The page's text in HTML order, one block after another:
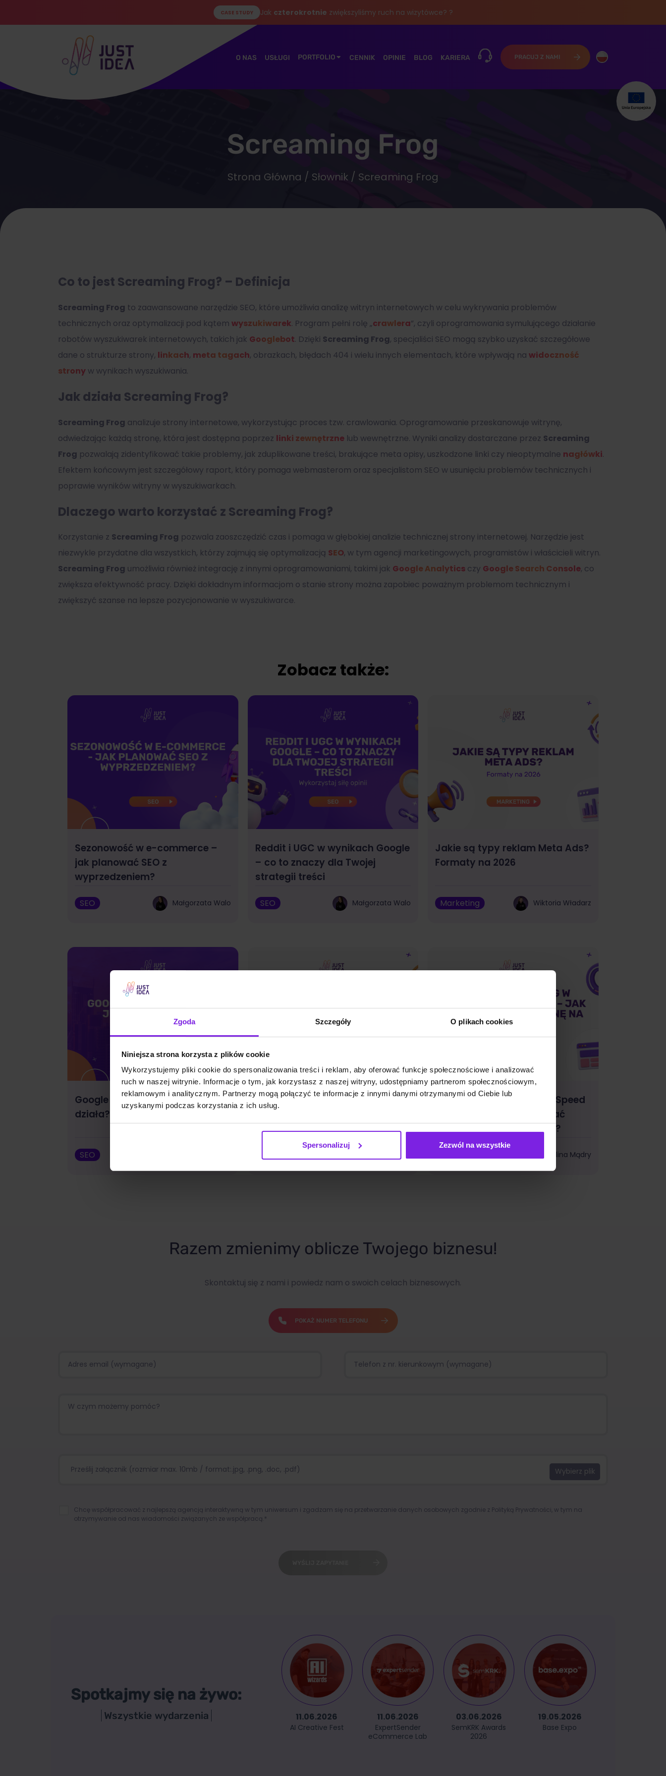
Zgoda Szczegóły O plikach cookies
Niniejsza strona korzysta z plików cookie
Wykorzystujemy pliki cookie do spersonalizowania treści i reklam, aby oferować funkcje społecznościowe i analizować
ruch w naszej witrynie. Informacje o tym, jak korzystasz z naszej witryny, udostępniamy partnerom społecznościowym,
reklamowym i analitycznym. Partnerzy mogą połączyć te informacje z innymi danymi otrzymanymi od Ciebie lub
uzyskanymi podczas korzystania z ich usług.
Spersonalizuj Zezwól na wszystkie
CASE STUDY Jak czterokrotnie zwiększyliśmy ruch na wizytówce? ?
O NAS USŁUGI PORTFOLIO CENNIK OPINIE BLOG KARIERA PRACUJ Z NAMI
Screaming Frog
Strona Główna / Słownik / Screaming Frog
Co to jest Screaming Frog? – Definicja
Screaming Frog to zaawansowane narzędzie SEO, które umożliwia analizę witryn internetowych w celu wykrywania problemów
technicznych oraz optymalizacji pod kątem wyszukiwarek. Program pełni rolę „crawlera”, czyli oprogramowania symulującego działanie
robotów wyszukiwarek internetowych, takich jak Googlebot. Dzięki Screaming Frog, specjaliści SEO mogą szybko uzyskać szczegółowe
dane o strukturze strony, linkach, meta tagach, obrazkach, błędach 404 i wielu innych elementach, które wpływają na widoczność
strony w wynikach wyszukiwania.
Jak działa Screaming Frog?
Screaming Frog analizuje strony internetowe, wykorzystując proces tzw. crawlowania. Oprogramowanie przeskanowuje witrynę,
odwiedzając każdą stronę, która jest dostępna poprzez linki zewnętrzne lub wewnętrzne. Wyniki analizy dostarczane przez Screaming
Frog pozwalają zidentyfikować takie problemy, jak zduplikowane treści, brakujące meta opisy, uszkodzone linki czy nieoptymalne nagłówki.
Efektem końcowym jest szczegółowy raport, który pomaga webmasterom oraz specjalistom SEO w usunięciu problemów technicznych i
poprawie wyników witryny w wyszukiwarkach.
Dlaczego warto korzystać z Screaming Frog?
Korzystanie z Screaming Frog pozwala zaoszczędzić czas i pomaga w głębokiej analizie technicznej strony internetowej. Narzędzie jest
niezwykle przydatne dla wszystkich, którzy zajmują się optymalizacją SEO, w tym agencji marketingowych, programistów i właścicieli witryn.
Screaming Frog umożliwia również integrację z innymi oprogramowaniami, takimi jak Google Analytics czy Google Search Console, co
zwiększa efektywność pracy. Dzięki dokładnym informacjom o stanie strony można zapobiec poważnym problemom technicznym i
zwiększyć szanse na lepsze pozycjonowanie w wyszukiwarce.
Zobacz także:
Sezonowość w e-commerce –
jak planować SEO z
wyprzedzeniem?
SEO Małgorzata Walo
Reddit i UGC w wynikach Google
– co to znaczy dla Twojej
strategii treści
SEO Małgorzata Walo
Jakie są typy reklam Meta Ads?
Formaty na 2026
Marketing Wiktoria Władarz
Google Discover: czym jest i jak
działa?
SEO
Jakie są funkcje AI w Google
Agentic Browsing w PageSpeed
Insights – jak przygotować
stronę na erę agentów AI?
Kalina Mądry
Razem zmienimy oblicze Twojego biznesu!
Skontaktuj się z nami i powiedz nam o swoich celach biznesowych.
POKAŻ NUMER TELEFONU
Prześlij załącznik (rozmiar max. 10mb / format:.jpg, .png, .doc, .pdf)
Chcę współpracować z najlepszą agencją interaktywną w tym uniwersum i zgadzam się na przetwarzanie danych osobowych zgodnie z Polityką Prywatności , w tym na
otrzymywanie od nas wiadomości związanych ze współpracą.*
Spotkajmy się na żywo:
Wszystkie wydarzenia 11.06.2026
AI Creative Fest
11.06.2026
ExpertSender
eCommerce Lab
03.06.2026
SemKRK Awards
2026
19.05.2026
Base Expo